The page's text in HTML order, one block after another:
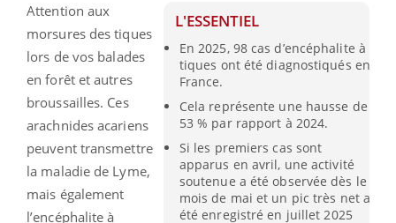
L'ESSENTIEL
En 2025, 98 cas d’encéphalite à
tiques ont été diagnostiqués en
France.
Cela représente une hausse de
53 % par rapport à 2024.
Si les premiers cas sont
apparus en avril, une activité
soutenue a été observée dès le
mois de mai et un pic très net a
été enregistré en juillet 2025
Attention aux
morsures des tiques
lors de vos balades
en forêt et autres
broussailles. Ces
arachnides acariens
peuvent transmettre
la maladie de Lyme,
mais également
l’encéphalite à